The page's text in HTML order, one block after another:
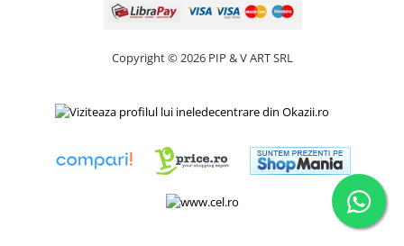
Copyright © 2026 PIP & V ART SRL